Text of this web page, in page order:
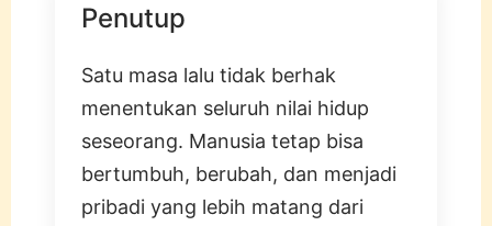
Penutup
Satu masa lalu tidak berhak
menentukan seluruh nilai hidup
seseorang. Manusia tetap bisa
bertumbuh, berubah, dan menjadi
pribadi yang lebih matang dari